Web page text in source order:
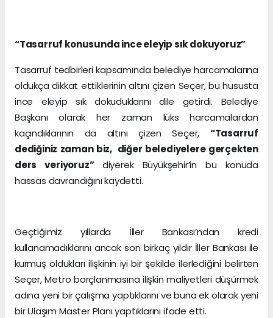
“Tasarruf konusunda ince eleyip sık dokuyoruz”
Tasarruf tedbirleri kapsamında belediye harcamalarına
oldukça dikkat ettiklerinin altını çizen Seçer, bu hususta
ince eleyip sık dokuduklarını dile getirdi. Belediye
Başkanı olarak her zaman lüks harcamalardan
kaçındıklarının da altını çizen Seçer, “Tasarruf
dediğiniz zaman biz, diğer belediyelere gerçekten
ders veriyoruz” diyerek Büyükşehir’in bu konuda
hassas davrandığını kaydetti.
Geçtiğimiz yıllarda İller Bankası’ndan kredi
kullanamadıklarını ancak son birkaç yıldır İller Bankası ile
kurmuş oldukları ilişkinin iyi bir şekilde ilerlediğini belirten
Seçer, Metro borçlanmasına ilişkin maliyetleri düşürmek
adına yeni bir çalışma yaptıklarını ve buna ek olarak yeni
bir Ulaşım Master Planı yaptıklarını ifade etti.